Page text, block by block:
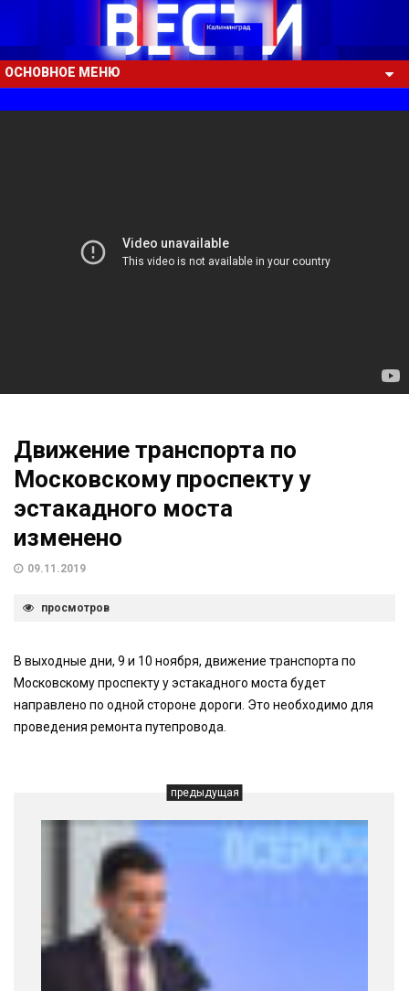
ОСНОВНОЕ МЕНЮ
Движение транспорта по
Московскому проспекту у
эстакадного моста
изменено
09.11.2019
просмотров
В выходные дни, 9 и 10 ноября, движение транспорта по
Московскому проспекту у эстакадного моста будет
направлено по одной стороне дороги. Это необходимо для
проведения ремонта путепровода.
предыдущая